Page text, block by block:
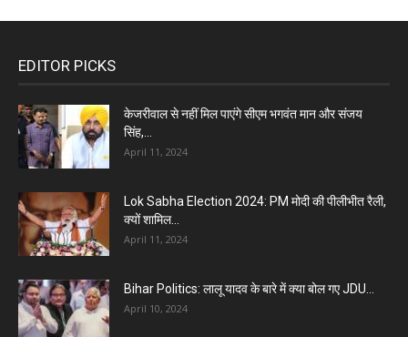
EDITOR PICKS
केजरीवाल से नहीं मिल पाएंगे सीएम भगवंत मान और संजय
सिंह,...
April 11, 2024
Lok Sabha Election 2024: PM मोदी की पीलीभीत रैली,
क्यों शामिल...
April 11, 2024
Bihar Politics: लालू यादव के बारे में क्या बोल गए JDU...
April 10, 2024